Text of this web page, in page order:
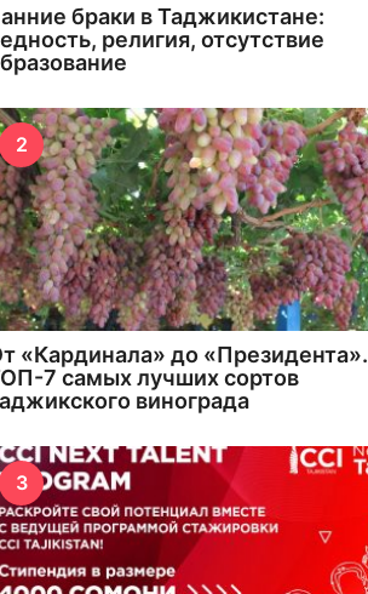
браки в Таджикистане:
религия, отсутствие
2
«Кардинала» до «Президента».
7 самых лучших сортов
винограда
3